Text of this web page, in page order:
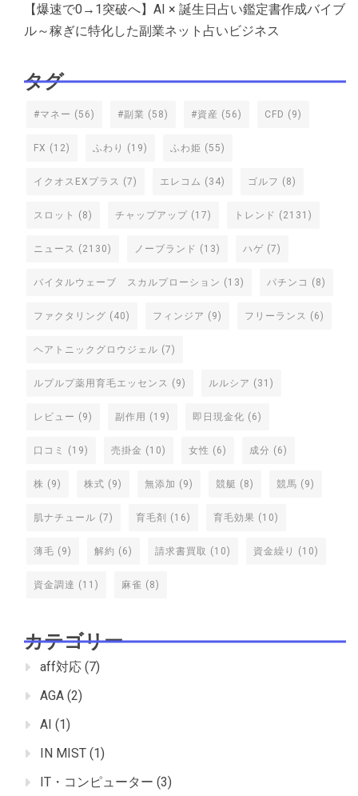
【爆速で0→1突破へ】AI × 誕生日占い鑑定書作成バイブ
ル～稼ぎに特化した副業ネット占いビジネス
タグ
#マネー (56) #副業 (58) #資産 (56) CFD (9)
FX (12) ふわり (19) ふわ姫 (55)
イクオスEXプラス (7) エレコム (34) ゴルフ (8)
スロット (8) チャップアップ (17) トレンド (2131)
ニュース (2130) ノーブランド (13) ハゲ (7)
バイタルウェーブ スカルプローション (13) パチンコ (8)
ファクタリング (40) フィンジア (9) フリーランス (6)
ヘアトニックグロウジェル (7)
ルプルプ薬用育毛エッセンス (9) ルルシア (31)
レビュー (9) 副作用 (19) 即日現金化 (6)
口コミ (19) 売掛金 (10) 女性 (6) 成分 (6)
株 (9) 株式 (9) 無添加 (9) 競艇 (8) 競馬 (9)
肌ナチュール (7) 育毛剤 (16) 育毛効果 (10)
薄毛 (9) 解約 (6) 請求書買取 (10) 資金繰り (10)
資金調達 (11) 麻雀 (8)
カテゴリー
aff対応 (7)
AGA (2)
AI (1)
IN MIST (1)
IT・コンピューター (3)